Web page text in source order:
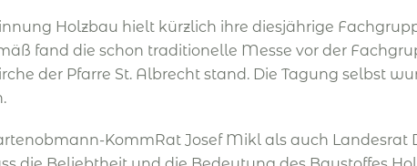
Holzbau hielt kürzlich ihre diesjährige
fand die schon traditionelle Messe vor der
der Pfarre St. Albrecht stand. Die Tagung selbst
KommRat Josef Mikl als auch Landesrat